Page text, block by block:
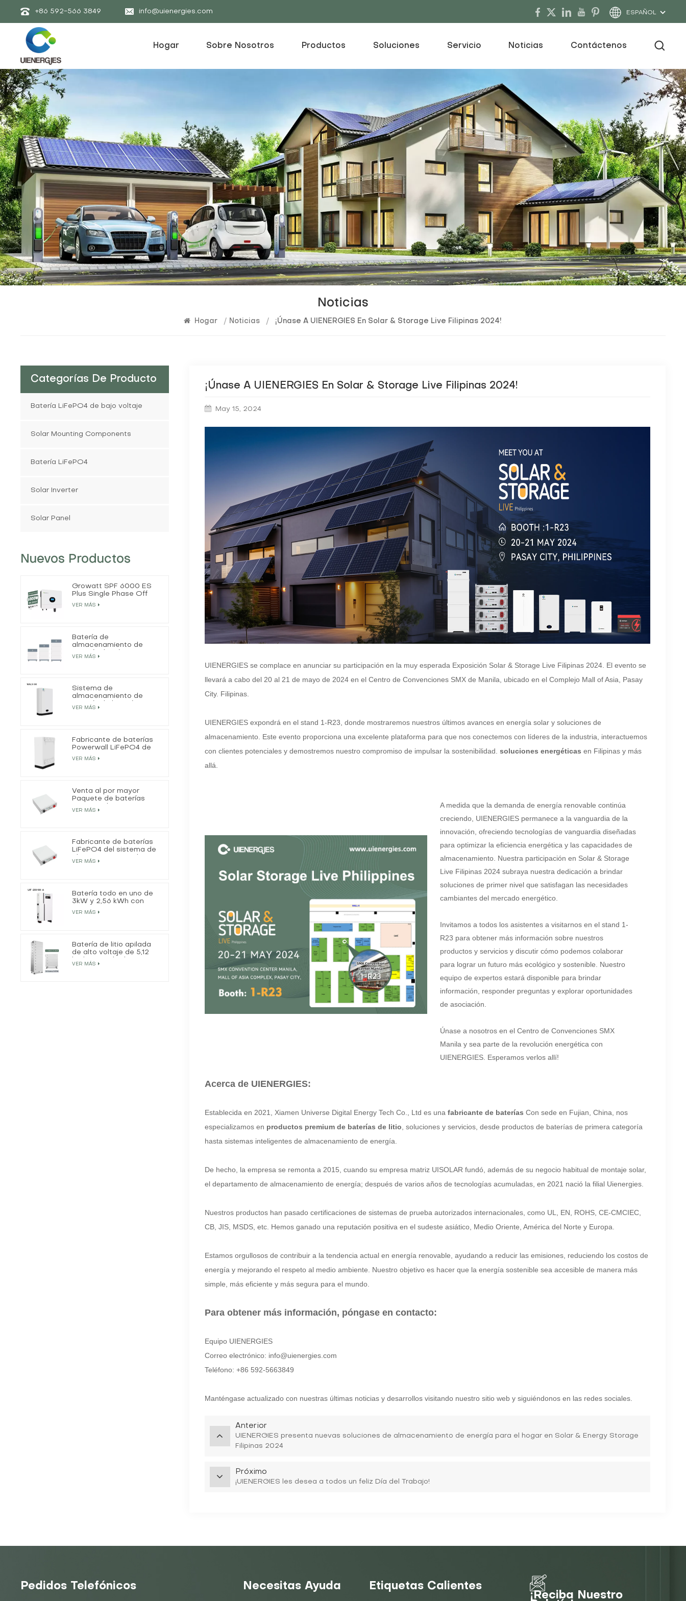
+86 592-566 3849 info@uienergies.com ESPAÑOL
Hogar Sobre Nosotros Productos Soluciones Servicio Noticias Contáctenos
Noticias
Hogar / Noticias / ¡Únase A UIENERGIES En Solar & Storage Live Filipinas 2024!
¡Únase A UIENERGIES En Solar & Storage Live Filipinas 2024!
May 15, 2024
UIENERGIES se complace en anunciar su participación en la muy esperada Exposición Solar & Storage Live Filipinas 2024. El evento se
llevará a cabo del 20 al 21 de mayo de 2024 en el Centro de Convenciones SMX de Manila, ubicado en el Complejo Mall of Asia, Pasay
City. Filipinas.
UIENERGIES expondrá en el stand 1-R23, donde mostraremos nuestros últimos avances en energía solar y soluciones de
almacenamiento. Este evento proporciona una excelente plataforma para que nos conectemos con líderes de la industria, interactuemos
con clientes potenciales y demostremos nuestro compromiso de impulsar la sostenibilidad. soluciones energéticas en Filipinas y más
allá.
A medida que la demanda de energía renovable continúa
creciendo, UIENERGIES permanece a la vanguardia de la
innovación, ofreciendo tecnologías de vanguardia diseñadas
para optimizar la eficiencia energética y las capacidades de
almacenamiento. Nuestra participación en Solar & Storage
Live Filipinas 2024 subraya nuestra dedicación a brindar
soluciones de primer nivel que satisfagan las necesidades
cambiantes del mercado energético.
Invitamos a todos los asistentes a visitarnos en el stand 1-
R23 para obtener más información sobre nuestros
productos y servicios y discutir cómo podemos colaborar
para lograr un futuro más ecológico y sostenible. Nuestro
equipo de expertos estará disponible para brindar
información, responder preguntas y explorar oportunidades
de asociación.
Únase a nosotros en el Centro de Convenciones SMX
Manila y sea parte de la revolución energética con
UIENERGIES. Esperamos verlos allí!
Acerca de UIENERGIES:
Establecida en 2021, Xiamen Universe Digital Energy Tech Co., Ltd es una fabricante de baterías Con sede en Fujian, China, nos
especializamos en productos premium de baterías de litio , soluciones y servicios, desde productos de baterías de primera categoría
hasta sistemas inteligentes de almacenamiento de energía.
De hecho, la empresa se remonta a 2015, cuando su empresa matriz UISOLAR fundó, además de su negocio habitual de montaje solar,
el departamento de almacenamiento de energía; después de varios años de tecnologías acumuladas, en 2021 nació la filial Uienergies.
Nuestros productos han pasado certificaciones de sistemas de prueba autorizados internacionales, como UL, EN, ROHS, CE-CMCIEC,
CB, JIS, MSDS, etc. Hemos ganado una reputación positiva en el sudeste asiático, Medio Oriente, América del Norte y Europa.
Estamos orgullosos de contribuir a la tendencia actual en energía renovable, ayudando a reducir las emisiones, reduciendo los costos de
energía y mejorando el respeto al medio ambiente. Nuestro objetivo es hacer que la energía sostenible sea accesible de manera más
simple, más eficiente y más segura para el mundo.
Para obtener más información, póngase en contacto:
Equipo UIENERGIES
Correo electrónico: info@uienergies.com
Teléfono: +86 592-5663849
Manténgase actualizado con nuestras últimas noticias y desarrollos visitando nuestro sitio web y siguiéndonos en las redes sociales.
Anterior
UIENERGIES presenta nuevas soluciones de almacenamiento de energía para el hogar en Solar & Energy Storage
Filipinas 2024
Próximo
¡UIENERGIES les desea a todos un feliz Día del Trabajo!
Categorías De Producto
Batería LiFePO4 de bajo voltaje
Solar Mounting Components
Batería LiFePO4
Solar Inverter
Solar Panel
Nuevos Productos
Growatt SPF 6000 ES
Plus Single Phase Off
Grid Solar Inverter
VER MÁS
Batería de
almacenamiento de
energía doméstica
VER MÁS
Sistema de
almacenamiento de
energía de batería
VER MÁS
Fabricante de baterías
Powerwall LiFePO4 de
51,2 V, 200 Ah y 10 kWh
VER MÁS
Venta al por mayor
Paquete de baterías
LiFePO4 de
almacenamiento de
VER MÁS
Fabricante de baterías
LiFePO4 del sistema de
almacenamiento de
VER MÁS
Batería todo en uno de
3kW y 2,56 kWh con
inversor solar fuera de la
VER MÁS
Batería de litio apilada
de alto voltaje de 5,12
kWh y 25,6 kWh
VER MÁS
Pedidos Telefónicos Necesitas Ayuda
Etiquetas Calientes
¡Reciba Nuestro